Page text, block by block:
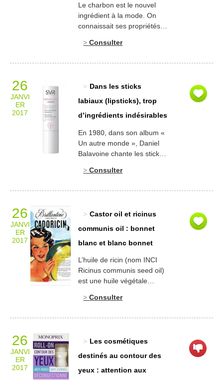
Le charbon est le nouvel
ingrédient à la mode. On
connaissait ses propriétés
principe actif utilisé en
diarrhées (même si cet
usage est tombé en
charbon sort du domaine
pharmaceutique pour
s’inviter dans les formules
cosmétiques. On en trouve
Consulter
26
JANVI
ER
2017
Dans les sticks
labiaux (lipsticks), trop
d’ingrédients indésirables
En 1980, dans son album «
Un autre monde », Daniel
Balavoine chante les sticks
hommes, lipsticks pour les
universel qui conviendrait
aussi bien aux hommes,
voudrions ajouter ainsi
qu’aux […]
Consulter
26
JANVI
ER
2017
Castor oil et ricinus
communis oil : bonnet
blanc et blanc bonnet
L’huile de ricin (nom INCI
Ricinus communis seed oil)
est une huile végétale
du fruit du ricinier. Elle est
purgatives lui ont donné
l’image d’une matière
fait, en effet, souffrir Don
Consulter
26
JANVI
ER
2017
Les cosmétiques
destinés au contour des
yeux : attention aux